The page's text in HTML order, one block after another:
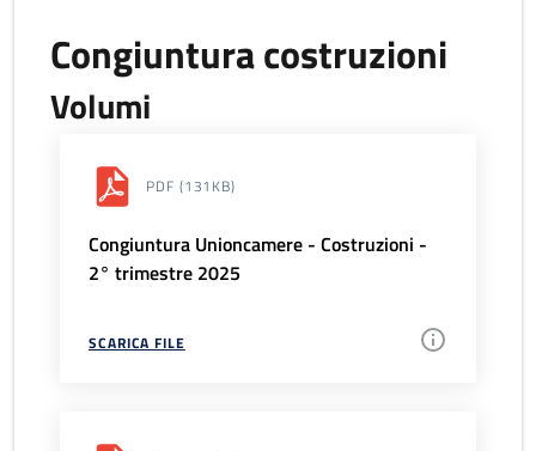
Congiuntura costruzioni
Volumi
PDF (131KB)
Congiuntura Unioncamere - Costruzioni -
2° trimestre 2025
SCARICA FILE